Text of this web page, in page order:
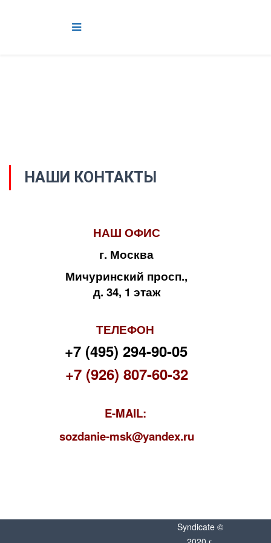
НАШИ КОНТАКТЫ
НАШ ОФИС
г. Москва
Мичуринский просп.,
д. 34, 1 этаж
ТЕЛЕФОН
+7 (495) 294-90-05
+7 (926) 807-60-32
E-MAIL:
sozdanie-msk@yandex.ru
Syndicate ©